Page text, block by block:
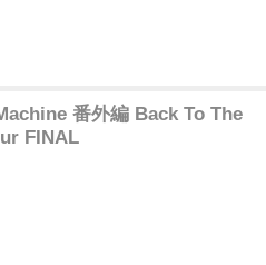
番外編 Back To The
FINAL